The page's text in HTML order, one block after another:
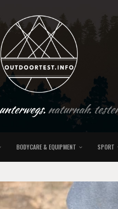
naturnah.
BODYCARE & EQUIPMENT SPORT